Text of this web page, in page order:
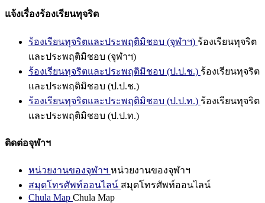
แจ้งเรื่องร้องเรียนทุจริต
ร้องเรียนทุจริตและประพฤติมิชอบ (จุฬาฯ) ร้องเรียนทุจริต
และประพฤติมิชอบ (จุฬาฯ)
ร้องเรียนทุจริตและประพฤติมิชอบ (ป.ป.ช.) ร้องเรียนทุจริต
และประพฤติมิชอบ (ป.ป.ช.)
ร้องเรียนทุจริตและประพฤติมิชอบ (ป.ป.ท.) ร้องเรียนทุจริต
และประพฤติมิชอบ (ป.ป.ท.)
ติดต่อจุฬาฯ
หน่วยงานของจุฬาฯ หน่วยงานของจุฬาฯ
สมุดโทรศัพท์ออนไลน์ สมุดโทรศัพท์ออนไลน์
Chula Map Chula Map